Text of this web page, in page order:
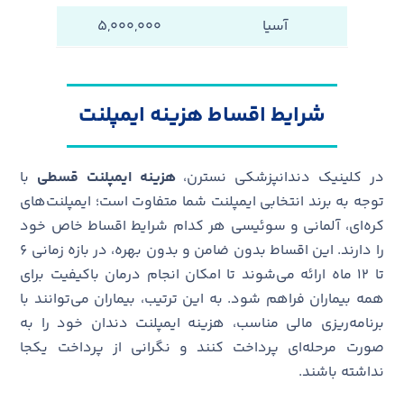
آسیا ۵,۰۰۰,۰۰۰
شرایط اقساط هزینه ایمپلنت
در کلینیک دندانپزشکی نسترن،هزینه ایمپلنت قسطی با
توجه به برند انتخابی ایمپلنت شما متفاوت است؛ ایمپلنت‌های
کره‌ای، آلمانی و سوئیسی هر کدام شرایط اقساط خاص خود
را دارند. این اقساط بدون ضامن و بدون بهره، در بازه زمانی ۶
تا ۱۲ ماه ارائه می‌شوند تا امکان انجام درمان باکیفیت برای
همه بیماران فراهم شود. به این ترتیب، بیماران می‌توانند با
برنامه‌ریزی مالی مناسب، هزینه ایمپلنت دندان خود را به
صورت مرحله‌ای پرداخت کنند و نگرانی از پرداخت یکجا
نداشته باشند.